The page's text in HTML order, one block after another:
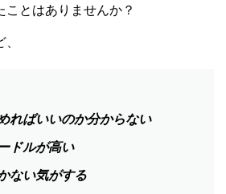
とはありませんか？
ればいいのか分からない
ドルが高い
ない気がする